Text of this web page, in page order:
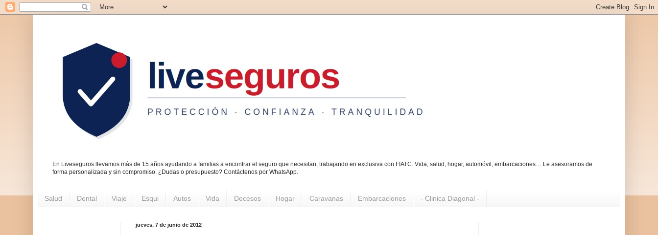
En Liveseguros llevamos más de 15 años ayudando a familias a encontrar el seguro que necesitan, trabajando en exclusiva con FIATC. Vida, salud, hogar, automóvil, embarcaciones… Le asesoramos de
forma personalizada y sin compromiso. ¿Dudas o presupuesto? Contáctenos por WhatsApp.
Salud Dental Viaje Esqui Autos Vida Decesos Hogar Caravanas Embarcaciones - Clinica Diagonal -
jueves, 7 de junio de 2012